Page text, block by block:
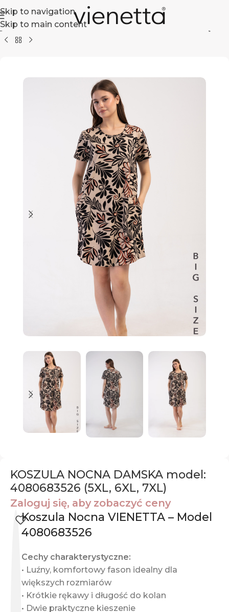
Skip to navigation
Skip to main content
+ Size koszule nocne Bawełniane
KOSZULA NOCNA DAMSKA model:
4080683526 (5XL, 6XL, 7XL)
Zaloguj się, aby zobaczyć ceny
Koszula Nocna VIENETTA – Model
4080683526
Cechy charakterystyczne:
• Luźny, komfortowy fason idealny dla
większych rozmiarów
• Krótkie rękawy i długość do kolan
• Dwie praktyczne kieszenie